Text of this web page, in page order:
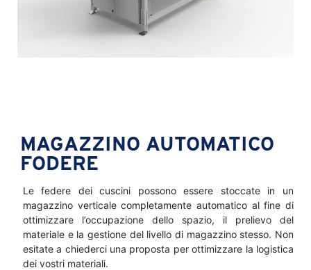
MAGAZZINO AUTOMATICO
FODERE
Le federe dei cuscini possono essere stoccate in un
magazzino verticale completamente automatico al fine di
ottimizzare l’occupazione dello spazio, il prelievo del
materiale e la gestione del livello di magazzino stesso. Non
esitate a chiederci una proposta per ottimizzare la logistica
dei vostri materiali.